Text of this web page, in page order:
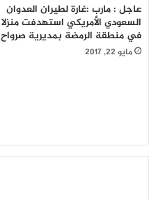
عاجل : مارب :غارة لطيران العدوان
السعودي الأمريكي استهدفت منزلا
في منطقة الرمضة بمديرية صرواح
مايو 22, 2017